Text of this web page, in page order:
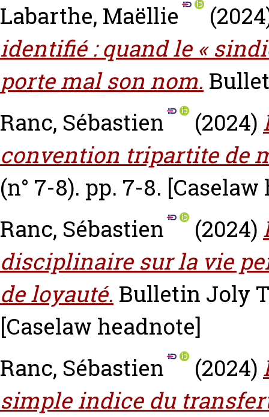
Labarthe, Maëllie
identifié : quand le «
porte mal son nom.
Ranc, Sébastien
(2024)
convention tripartite de
(n° 7-8). pp. 7-8.
Ranc, Sébastien
(2024)
disciplinaire sur la vie
de loyauté. Bulletin Joly
[Caselaw headnote]
Ranc, Sébastien
(2024)
simple indice du